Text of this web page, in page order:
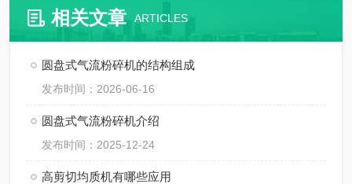
相关文章 ARTICLES
圆盘式气流粉碎机的结构组成
发布时间：2026-06-16
圆盘式气流粉碎机介绍
发布时间：2025-12-24
高剪切均质机有哪些应用